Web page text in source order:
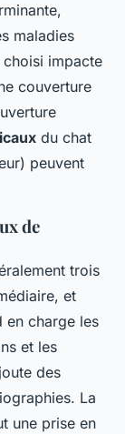
maladies
choisi impacte
couverture
du chat
peuvent
de
trois
et
en charge les
et les
des
La
une prise en